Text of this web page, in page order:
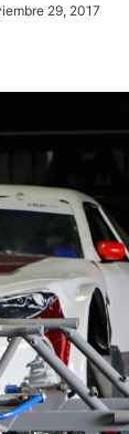
29, 2017